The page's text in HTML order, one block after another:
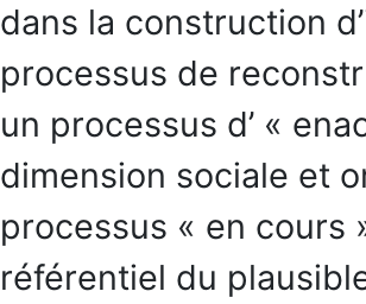
dans la construction
processus de
un processus d’ «
dimension sociale et
processus « en cours
référentiel du